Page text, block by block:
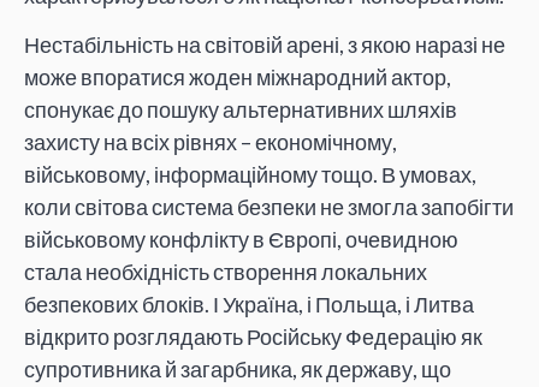
Нестабільність на світовій арені, з якою наразі не
може впоратися жоден міжнародний актор,
спонукає до пошуку альтернативних шляхів
захисту на всіх рівнях – економічному,
військовому, інформаційному тощо. В умовах,
коли світова система безпеки не змогла запобігти
військовому конфлікту в Європі, очевидною
стала необхідність створення локальних
безпекових блоків. І Україна, і Польща, і Литва
відкрито розглядають Російську Федерацію як
супротивника й загарбника, як державу, що